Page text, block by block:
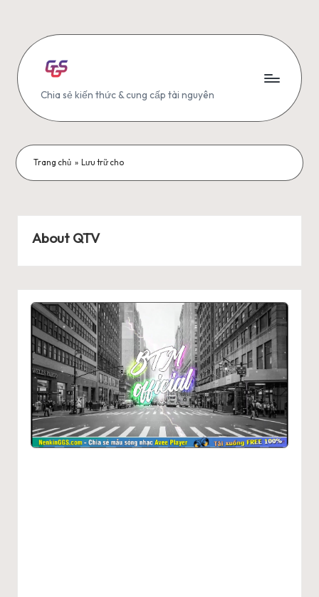
content
G
G
S
Chia sẻ kiến thức & cung cấp tài nguyên
Trang chủ » Lưu trữ cho
About QTV